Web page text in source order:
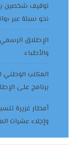
توقيف شخصين
نحو سبتة عبر
الإطلاق الرسمي
والأطباء
المكتب الوطني
برنامج على
أمطار غزيرة
وإجلاء عشرات